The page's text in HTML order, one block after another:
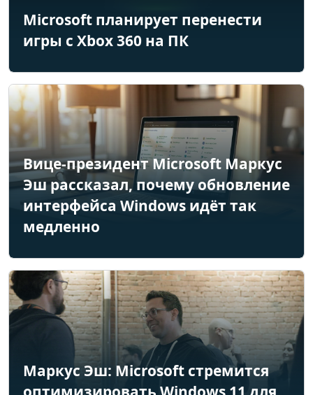
Microsoft планирует перенести
игры с Xbox 360 на ПК
Вице-президент Microsoft Маркус
Эш рассказал, почему обновление
интерфейса Windows идёт так
медленно
Маркус Эш: Microsoft стремится